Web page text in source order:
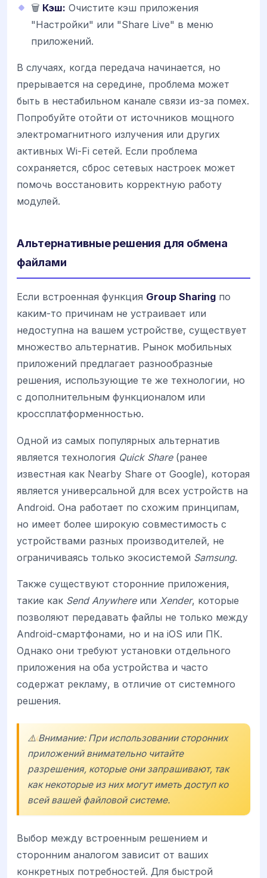
🗑️ Кэш: Очистите кэш приложения
"Настройки" или "Share Live" в меню
приложений.
В случаях, когда передача начинается, но
прерывается на середине, проблема может
быть в нестабильном канале связи из-за помех.
Попробуйте отойти от источников мощного
электромагнитного излучения или других
активных Wi-Fi сетей. Если проблема
сохраняется, сброс сетевых настроек может
помочь восстановить корректную работу
модулей.
Альтернативные решения для обмена
файлами
Если встроенная функция Group Sharing по
каким-то причинам не устраивает или
недоступна на вашем устройстве, существует
множество альтернатив. Рынок мобильных
приложений предлагает разнообразные
решения, использующие те же технологии, но
с дополнительным функционалом или
кроссплатформенностью.
Одной из самых популярных альтернатив
является технология Quick Share(ранее
известная как Nearby Share от Google), которая
является универсальной для всех устройств на
Android. Она работает по схожим принципам,
но имеет более широкую совместимость с
устройствами разных производителей, не
ограничиваясь только экосистемой Samsung.
Также существуют сторонние приложения,
такие как Send Anywhereили Xender, которые
позволяют передавать файлы не только между
Android-смартфонами, но и на iOS или ПК.
Однако они требуют установки отдельного
приложения на оба устройства и часто
содержат рекламу, в отличие от системного
решения.
⚠️ Внимание: При использовании сторонних
приложений внимательно читайте
разрешения, которые они запрашивают, так
как некоторые из них могут иметь доступ ко
всей вашей файловой системе.
Выбор между встроенным решением и
сторонним аналогом зависит от ваших
конкретных потребностей. Для быстрой